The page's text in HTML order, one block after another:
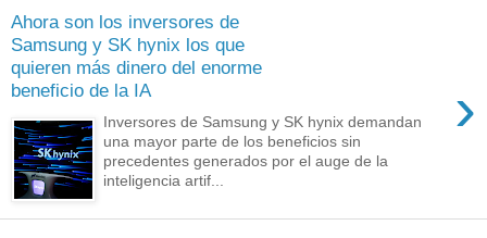
Ahora son los inversores de
Samsung y SK hynix los que
quieren más dinero del enorme
beneficio de la IA
›
Inversores de Samsung y SK hynix demandan
una mayor parte de los beneficios sin
precedentes generados por el auge de la
inteligencia artif...